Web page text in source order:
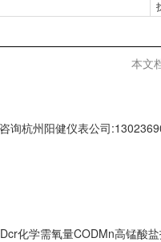
本文
询杭州阳健仪表公司
化学需氧量CODMn高锰酸